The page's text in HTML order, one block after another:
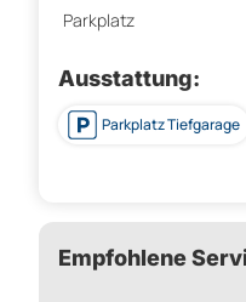
Parkplatz
Ausstattung:
Parkplatz Tiefgarage
Empfohlene